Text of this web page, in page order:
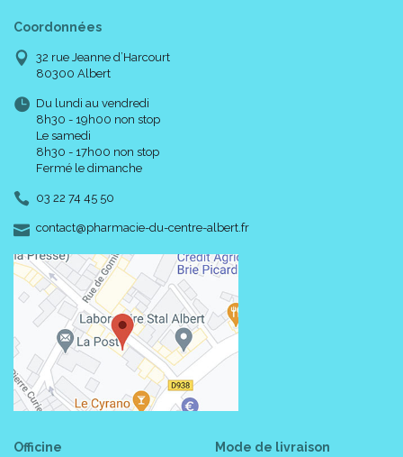
Coordonnées
32 rue Jeanne d’Harcourt
80300 Albert
Du lundi au vendredi
8h30 - 19h00 non stop
Le samedi
8h30 - 17h00 non stop
Fermé le dimanche
03 22 74 45 50
contact-
@-
pharmacie-du-centre-albert.fr
Officine Mode de livraison